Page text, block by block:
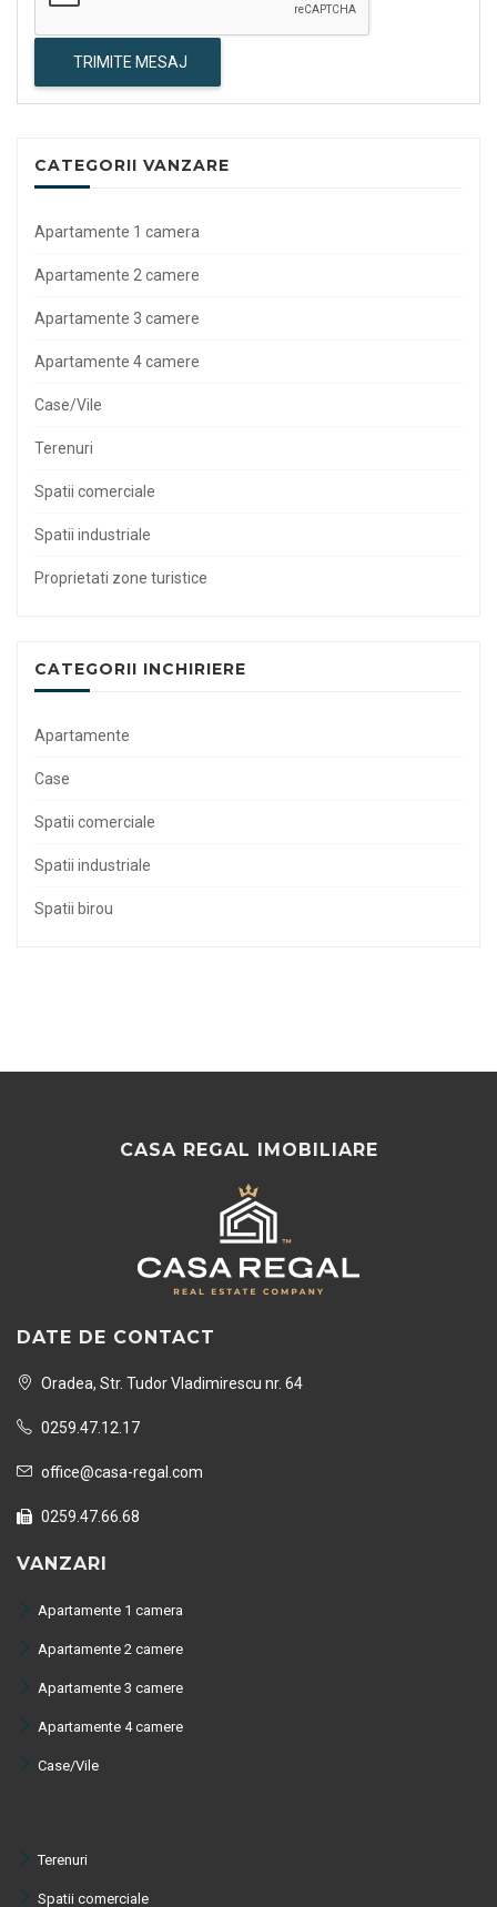
TRIMITE MESAJ
CATEGORII VANZARE
Apartamente 1 camera
Apartamente 2 camere
Apartamente 3 camere
Apartamente 4 camere
Case/Vile
Terenuri
Spatii comerciale
Spatii industriale
Proprietati zone turistice
CATEGORII INCHIRIERE
Apartamente
Case
Spatii comerciale
Spatii industriale
Spatii birou
CASA REGAL IMOBILIARE
DATE DE CONTACT
Oradea, Str. Tudor Vladimirescu nr. 64
0259.47.12.17
office@casa-regal.com
0259.47.66.68
VANZARI
Apartamente 1 camera
Apartamente 2 camere
Apartamente 3 camere
Apartamente 4 camere
Case/Vile
Terenuri
Spatii comerciale